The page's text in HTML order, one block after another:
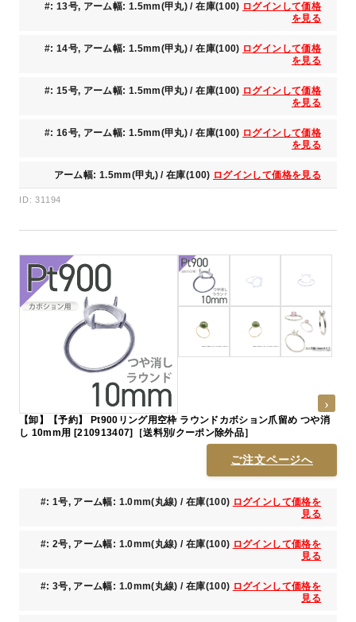
#: 13号, アーム幅: 1.5mm(甲丸) / 在庫(100) ログインして価格
を見る
#: 14号, アーム幅: 1.5mm(甲丸) / 在庫(100) ログインして価格
を見る
#: 15号, アーム幅: 1.5mm(甲丸) / 在庫(100) ログインして価格
を見る
#: 16号, アーム幅: 1.5mm(甲丸) / 在庫(100) ログインして価格
を見る
アーム幅: 1.5mm(甲丸) / 在庫(100) ログインして価格を見る
ID: 31194
【卸】【予約】 Pt900リング用空枠 ラウンドカボション爪留め つや消
し 10mm用 [210913407]［送料別/クーポン除外品］
ご注文ページへ
#: 1号, アーム幅: 1.0mm(丸線) / 在庫(100) ログインして価格を
見る
#: 2号, アーム幅: 1.0mm(丸線) / 在庫(100) ログインして価格を
見る
#: 3号, アーム幅: 1.0mm(丸線) / 在庫(100) ログインして価格を
見る